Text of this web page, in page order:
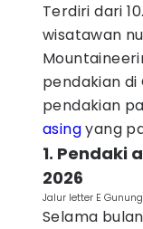
Terdiri dari
wisatawan
pendakian di
pendakian
asingyang
1. Pendaki
2026
Jalur letter E
Selama